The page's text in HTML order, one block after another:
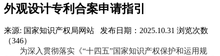
外观设计专利合案申请指引
来源: 国家知识产权局网站 发布日期：2025.10.31 浏览次数
（346）
为深入贯彻落实《“十四五”国家知识产权保护和运用规